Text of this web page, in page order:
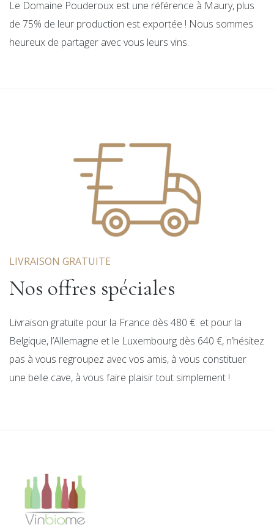
Le Domaine Pouderoux est une référence à Maury, plus
de 75% de leur production est exportée ! Nous sommes
heureux de partager avec vous leurs vins.
LIVRAISON GRATUITE
Nos offres spéciales
Livraison gratuite pour la France dès 480 € et pour la
Belgique, l’Allemagne et le Luxembourg dès 640 €, n’hésitez
pas à vous regroupez avec vos amis, à vous constituer
une belle cave, à vous faire plaisir tout simplement !